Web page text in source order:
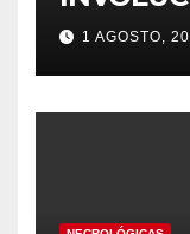
CON
1 AGOSTO,